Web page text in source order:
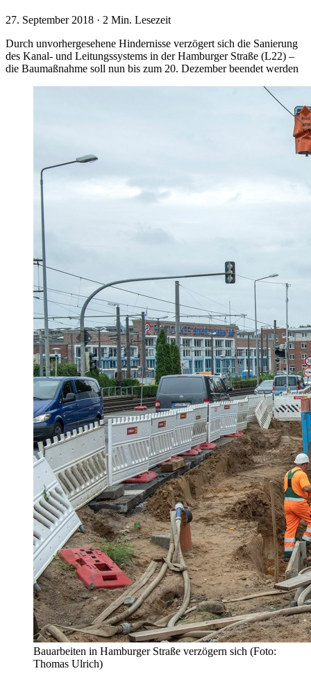
27. September 2018 · 2 Min. Lesezeit
Durch unvorhergesehene Hindernisse verzögert sich die Sanierung
des Kanal- und Leitungssystems in der Hamburger Straße (L22) –
die Baumaßnahme soll nun bis zum 20. Dezember beendet werden
Bauarbeiten in Hamburger Straße verzögern sich (Foto:
Thomas Ulrich)